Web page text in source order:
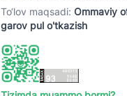
To‘lov maqsadi: Ommaviy
garov pul o'tkazish